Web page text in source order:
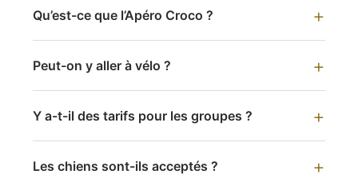
Qu’est-ce que l’Apéro Croco ?
Peut-on y aller à vélo ?
Y a-t-il des tarifs pour les groupes ?
Les chiens sont-ils acceptés ?